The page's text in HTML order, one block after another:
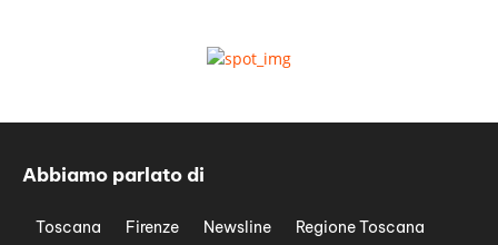
Abbiamo parlato di
Toscana Firenze Newsline
Regione Toscana